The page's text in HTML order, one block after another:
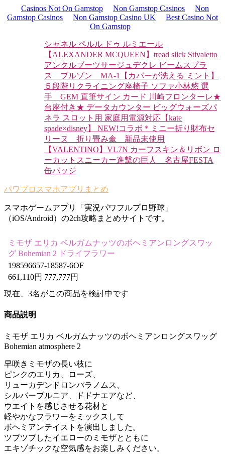
Casinos Not On Gamstop Non Gamstop Casinos
Non
Gamstop Casinos
Non Gamstop Casino UK
Best Casino Not
On Gamstop
シャネル ペルル ドゥ ルミエール
【ALEXANDER MCQUEEN】tread slick Stivaletto
アンクルブーツサージュデクレ ビームスプラ
ス ブルゾン MA-1
【カバーが洗える ミント】
５段階リクライニング座椅子 ソファ小林悠 選
手 GEM 直筆サイン カード 川崎フロンターレ★
台座付き★ データカウンター ビッグウォーズパ
ネラ スロット用 家庭用電源対応 【kate
spade×disney】 NEW!コラボ＊ミニー折り財布セ
リーヌ 折り畳み傘 新品未使用
【VALENTINO】VL7N カーフスキン＆リボン ロ
ーカットスニーカー進撃の巨人 名古屋FESTA
缶バッジ
パワプロスマホアプリまとめ
スマホゲームアプリ「実況パワフルプロ野球」
（iOS/Android）の2ch攻略まとめサイトです。
ミモザ エリカ ベルガムナッツのボヘミアンロングスワッ
グ Bohemian 2 ドライフラワー
198596657-18587-6OF
661,110円 777,777円
現在、 3名がこの商品を検討中です
商品説明
ミモザ エリカ ベルガムナッツのボヘミアンロングスワッグ
Bohemian atmosphere 2
早咲きミモザの長い枝に
ピンクのエリカ、ローズ、
リューカデンドロンパラノムス、
シルバーブルニア、ドドナエアなど、
ウエイトを感じさせる花材と
軽やかなフラワーをミックスして
ボヘミアンテイストを演出しました。
ツブツブしたイエローのミモザとともに
エキゾチックな空気感をお楽しみください。